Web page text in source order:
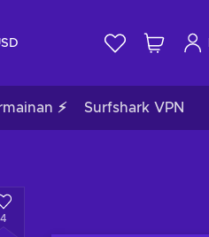
⚡ Surfshark VPN
4